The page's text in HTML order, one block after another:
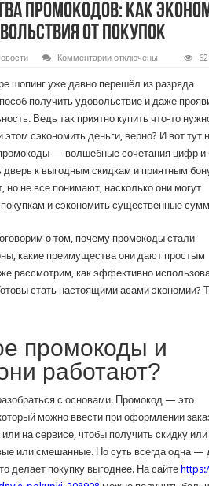
промокодов: как
от покупок
Комментариик
Преимущества
промокодов:
как
экономить
с
и
получать
больше
удовольствия
от
покупок
отключены
шопинг уже давно перешёл из разряда
получить удовольствие и даже
Ведь так приятно купить что-то
сэкономить деньги, верно? И вот тут
— волшебные сочетания цифр и
дверь к выгодным скидкам и приятным
но не все понимают, насколько они могут
и сэкономить существенные
о том, почему промокоды стали
какие преимущества они дают простым
рассмотрим, как эффективно
стать настоящими асами экономии?
промокоды и
работают?
с основами. Промокод — это
можно ввести при оформлении
или на сервисе, чтобы получить скидку
или смешанные. Но суть всегда одна —
делает покупку выгоднее. На сайте